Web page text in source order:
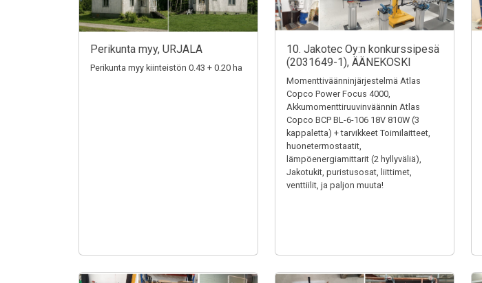
Perikunta myy, URJALA
Perikunta myy kiinteistön 0.43 + 0.20 ha
10. Jakotec Oy:n konkurssipesä
(2031649-1), ÄÄNEKOSKI
Momenttiväänninjärjestelmä Atlas
Copco Power Focus 4000,
Akkumomenttiruuvinväännin Atlas
Copco BCP BL-6-106 18V 810W (3
kappaletta) + tarvikkeet Toimilaitteet,
huonetermostaatit,
lämpöenergiamittarit (2 hyllyväliä),
Jakotukit, puristusosat, liittimet,
venttiilit, ja paljon muuta!